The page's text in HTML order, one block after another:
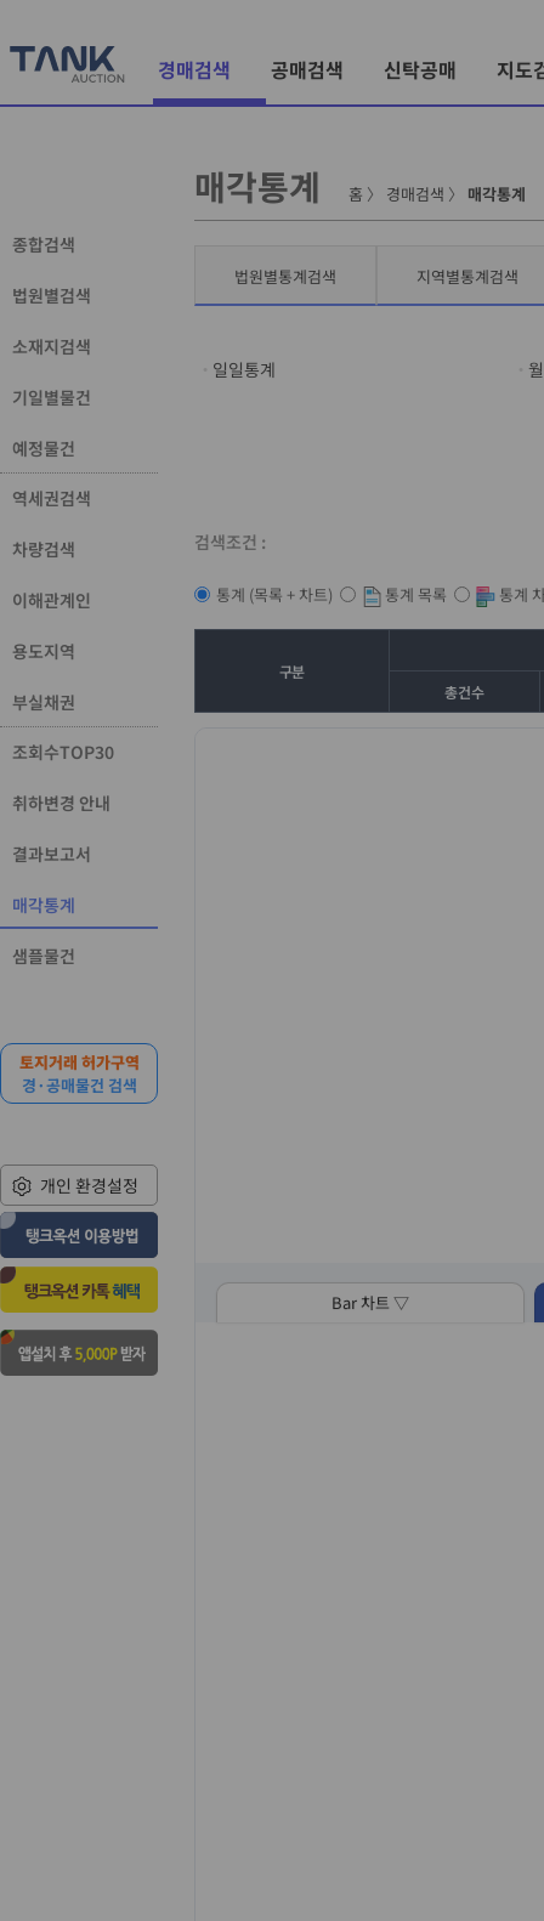
경매검색 공매검색 신탁공매 지도
종합검색
법원별검색
소재지검색
기일별물건
예정물건
역세권검색
차량검색
이해관계인
용도지역
부실채권
조회수TOP30
취하변경 안내
결과보고서
매각통계
샘플물건
토지거래 허가구역
경·공매물건 검색
개인 환경설정
매각통계 홈 〉 경매검색 〉 매각통계
법원별통계검색 지역별통계검색
일일통계
검색조건 :
통계 (목록 + 차트) 통계 목록 통계
구분
총건수
Bar 차트